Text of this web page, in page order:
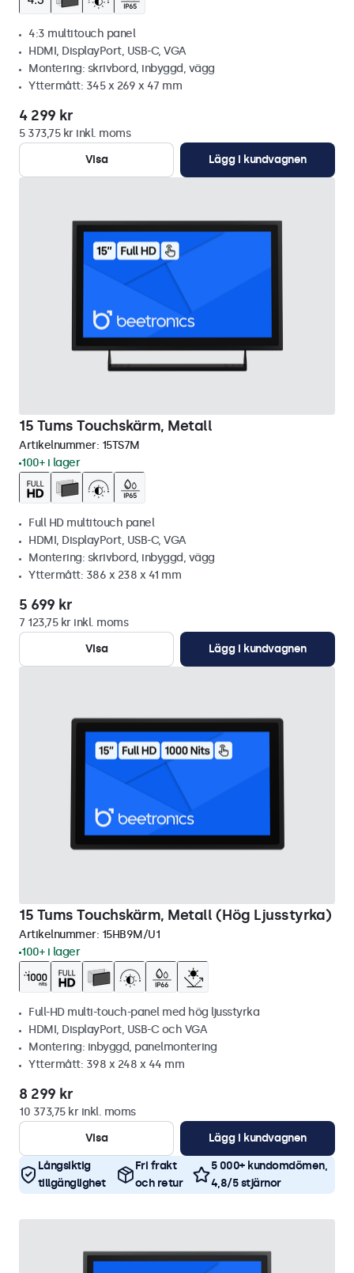
4:3 multitouch panel
HDMI, DisplayPort, USB-C, VGA
Montering: skrivbord, inbyggd, vägg
Yttermått: 345 x 269 x 47 mm
4 299 kr
5 373,75 kr inkl. moms
Visa
Lägg i kundvagnen
15 Tums Touchskärm, Metall
Artikelnummer: 15TS7M
100+ i lager
Full HD multitouch panel
HDMI, DisplayPort, USB-C, VGA
Montering: skrivbord, inbyggd, vägg
Yttermått: 386 x 238 x 41 mm
5 699 kr
7 123,75 kr inkl. moms
Visa
Lägg i kundvagnen
15 Tums Touchskärm, Metall (Hög Ljusstyrka)
Artikelnummer: 15HB9M/U1
100+ i lager
Full-HD multi-touch-panel med hög ljusstyrka
HDMI, DisplayPort, USB-C och VGA
Montering: inbyggd, panelmontering
Yttermått: 398 x 248 x 44 mm
8 299 kr
10 373,75 kr inkl. moms
Visa
Lägg i kundvagnen
Långsiktig
tillgänglighet
Fri frakt
och retur
5 000+ kundomdömen,
4,8/5 stjärnor